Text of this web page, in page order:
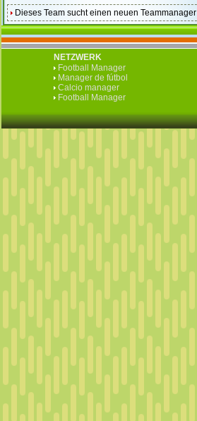
Dieses Team sucht einen neuen Teammanager
NETZWERK
Football Manager
Manager de fútbol
Calcio manager
Football Manager